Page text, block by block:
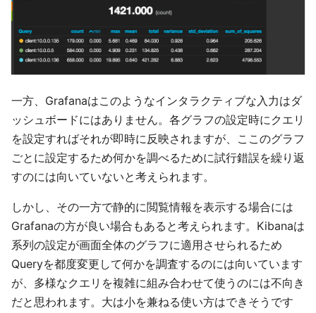
一方、Grafanaはこのようなインタラクティブな入力はダ
ッシュボードにはありません。各グラフの設定時にクエリ
を設定すればそれが即時に反映されますが、ここのグラフ
ごとに設定するため何かを調べるために試行錯誤を繰り返
すのには向いていないと考えられます。
しかし、その一方で静的に閲覧情報を表示する場合には
Grafanaの方が良い場合もあると考えられます。Kibanaは
系列の設定が画面全体のグラフに適用させられるため
Queryを都度変更して何かを調査するのには向いています
が、多様なクエリを複雑に組み合わせて使うのには不向き
だと思われます。大は小を兼ねる使い方はできそうです